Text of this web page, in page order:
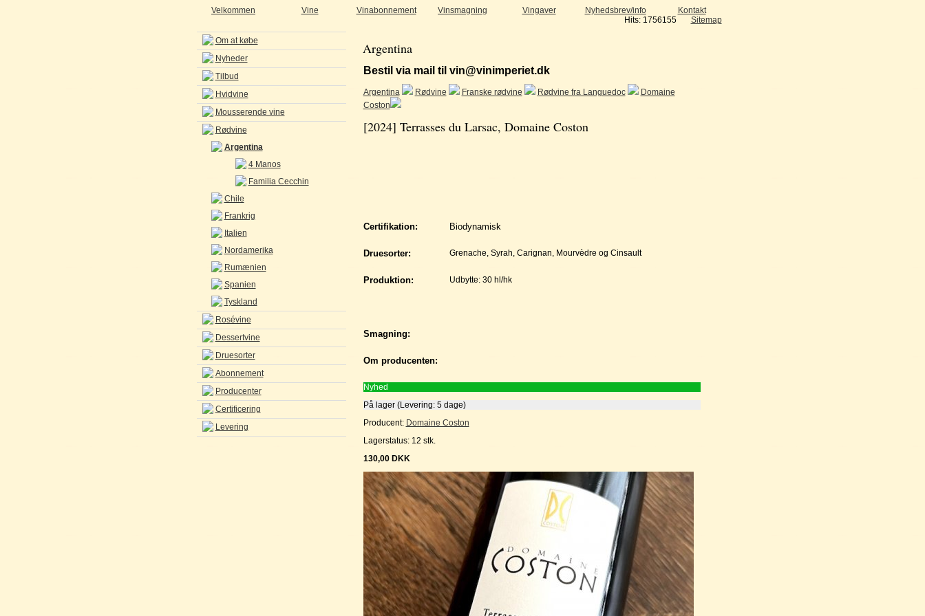
Velkommen Vine Vinabonnement Vinsmagning Vingaver Nyhedsbrev/info
Kontakt
Hits: 1756155
Sitemap
Om at købe
Nyheder
Tilbud
Hvidvine
Mousserende vine
Rødvine
Argentina
4 Manos
Familia Cecchin
Chile
Frankrig
Italien
Nordamerika
Rumænien
Spanien
Tyskland
Rosévine
Dessertvine
Druesorter
Abonnement
Producenter
Certificering
Levering
Argentina
Bestil via mail til vin@vinimperiet.dk
Argentina Rødvine Franske rødvine Rødvine fra Languedoc
Domaine
Coston
[2024] Terrasses du Larsac, Domaine Coston
Certifikation: Biodynamisk
Druesorter: Grenache, Syrah, Carignan, Mourvèdre og Cinsault
Produktion: Udbytte: 30 hl/hk
Smagning:
Om producenten:
Nyhed
På lager (Levering: 5 dage)
Producent: Domaine Coston
Lagerstatus: 12 stk.
130,00DKK